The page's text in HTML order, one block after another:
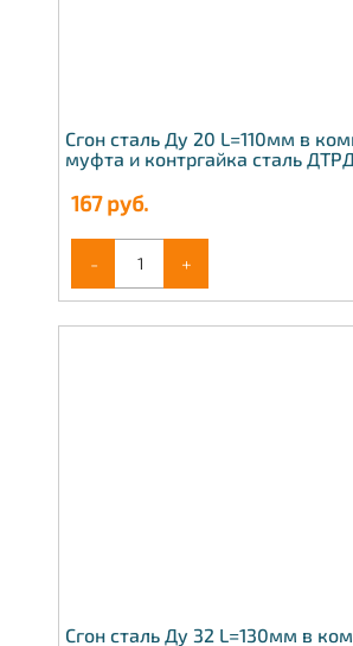
Сгон сталь Ду 20 L=110мм в
муфта и контргайка сталь
167руб.
- +
Сгон сталь Ду 32 L=130мм в